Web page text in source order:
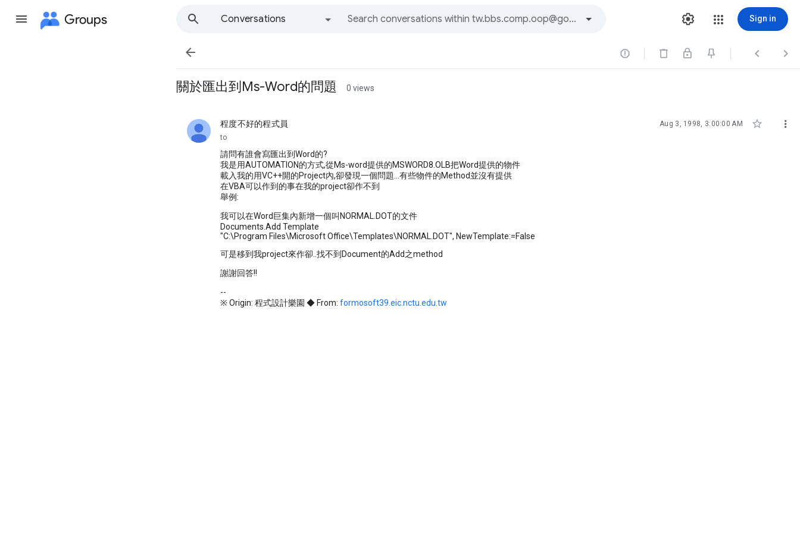
Groups
Conversations
Sign in
   
關於匯出到Ms-Word的問題 0 views
程度不好的程式員
unread, Aug 3, 1998, 3:00:00 AM  
to
請問有誰會寫匯出到Word的?
我是用AUTOMATION的方式,從Ms-word提供的MSWORD8.OLB把Word提供的物件
載入我的用VC++開的Project內,卻發現一個問題...有些物件的Method並沒有提供
在VBA可以作到的事在我的project卻作不到
舉例:
我可以在Word巨集內新增一個叫NORMAL.DOT的文件
Documents.Add Template
"C:\Program Files\Microsoft Office\Templates\NORMAL.DOT", NewTemplate:=False
可是移到我project來作卻..找不到Document的Add之method
謝謝回答!!
--
※ Origin: 程式設計樂園 ◆ From: formosoft39.eic.nctu.edu.tw